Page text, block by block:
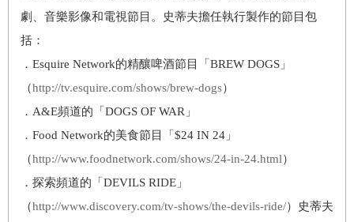
劇、音樂影像和電視節目。史蒂夫擔任執行製作的節目包
括：
．Esquire Network的精釀啤酒節目「BREW DOGS」
（http://tv.esquire.com/shows/brew-dogs）
．A&E頻道的「DOGS OF WAR」
．Food Network的美食節目「$24 IN 24」
（http://www.foodnetwork.com/shows/24-in-24.html）
．探索頻道的「DEVILS RIDE」
（http://www.discovery.com/tv-shows/the-devils-ride/）史蒂夫